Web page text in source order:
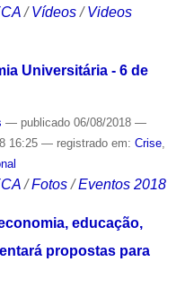
/Vídeos /Videos
Universitária - 6 de
— publicado06/08/2018 —
16:25 — registrado em: Crise,
/Fotos /Eventos 2018
educação,
propostas para